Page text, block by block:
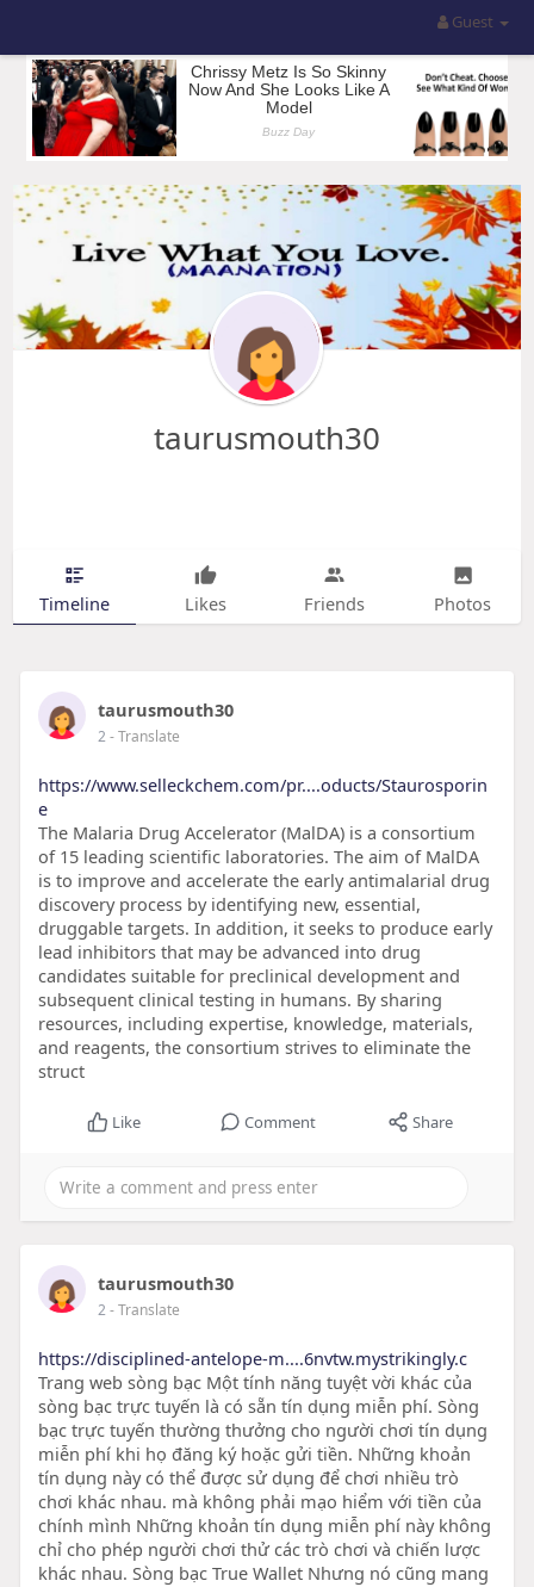
Guest
taurusmouth30
Timeline Likes Friends Photos
taurusmouth30
2- Translate
https://www.selleckchem.com/pr....oducts/Staurosporin
e
The Malaria Drug Accelerator (MalDA) is a consortium
of 15 leading scientific laboratories. The aim of MalDA
is to improve and accelerate the early antimalarial drug
discovery process by identifying new, essential,
druggable targets. In addition, it seeks to produce early
lead inhibitors that may be advanced into drug
candidates suitable for preclinical development and
subsequent clinical testing in humans. By sharing
resources, including expertise, knowledge, materials,
and reagents, the consortium strives to eliminate the
struct
Like Comment Share
taurusmouth30
2- Translate
https://disciplined-antelope-m....6nvtw.mystrikingly.c
Trang web sòng bạc Một tính năng tuyệt vời khác của
sòng bạc trực tuyến là có sẵn tín dụng miễn phí. Sòng
bạc trực tuyến thường thưởng cho người chơi tín dụng
miễn phí khi họ đăng ký hoặc gửi tiền. Những khoản
tín dụng này có thể được sử dụng để chơi nhiều trò
chơi khác nhau. mà không phải mạo hiểm với tiền của
chính mình Những khoản tín dụng miễn phí này không
chỉ cho phép người chơi thử các trò chơi và chiến lược
khác nhau. Sòng bạc True Wallet Nhưng nó cũng mang